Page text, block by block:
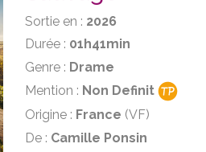
Sortie en : 2026
Durée : 01h41min
Genre : Drame
Mention : Non Definit
Origine : France (VF)
De : Camille Ponsin